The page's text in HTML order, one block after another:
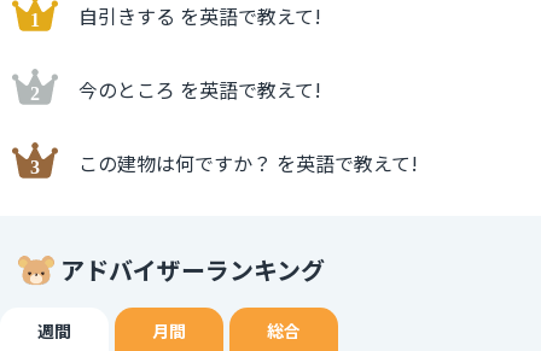
自引きする を英語で教えて!
今のところ を英語で教えて!
この建物は何ですか？ を英語で教えて!
アドバイザーランキング
週間 月間 総合